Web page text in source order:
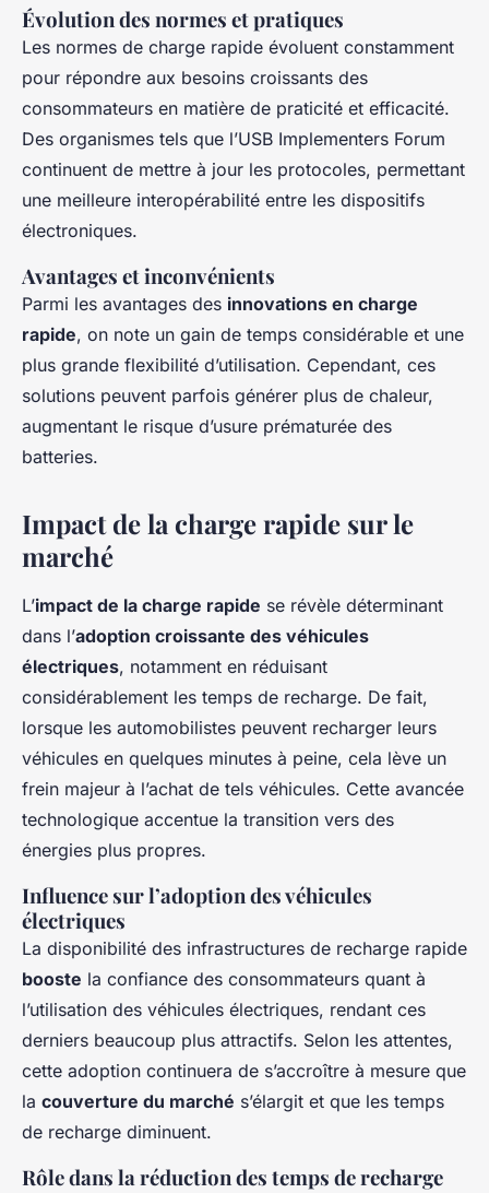
Évolution des normes et pratiques
Les normes de charge rapide évoluent constamment
pour répondre aux besoins croissants des
consommateurs en matière de praticité et efficacité.
Des organismes tels que l’USB Implementers Forum
continuent de mettre à jour les protocoles, permettant
une meilleure interopérabilité entre les dispositifs
électroniques.
Avantages et inconvénients
Parmi les avantages des innovations en charge
rapide, on note un gain de temps considérable et une
plus grande flexibilité d’utilisation. Cependant, ces
solutions peuvent parfois générer plus de chaleur,
augmentant le risque d’usure prématurée des
batteries.
Impact de la charge rapide sur le
marché
L’impact de la charge rapide se révèle déterminant
dans l’adoption croissante des véhicules
électriques, notamment en réduisant
considérablement les temps de recharge. De fait,
lorsque les automobilistes peuvent recharger leurs
véhicules en quelques minutes à peine, cela lève un
frein majeur à l’achat de tels véhicules. Cette avancée
technologique accentue la transition vers des
énergies plus propres.
Influence sur l’adoption des véhicules
électriques
La disponibilité des infrastructures de recharge rapide
booste la confiance des consommateurs quant à
l’utilisation des véhicules électriques, rendant ces
derniers beaucoup plus attractifs. Selon les attentes,
cette adoption continuera de s’accroître à mesure que
la couverture du marché s’élargit et que les temps
de recharge diminuent.
Rôle dans la réduction des temps de recharge